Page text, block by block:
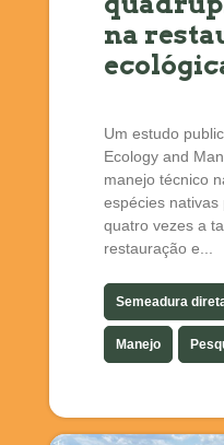
na
Um estudo
Ecology and
manejo técnico
espécies
quatro vezes a
restauração e...
Semeadura
Manejo